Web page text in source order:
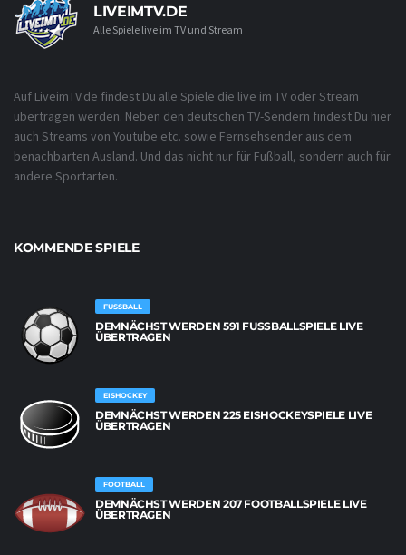
LIVEIMTV.DE
Alle Spiele live im TV und Stream
Auf LiveimTV.de findest Du alle Spiele die live im TV oder Stream
übertragen werden. Neben den deutschen TV-Sendern findest Du hier
auch Streams von Youtube etc. sowie Fernsehsender aus dem
benachbarten Ausland. Und das nicht nur für Fußball, sondern auch für
andere Sportarten.
KOMMENDE SPIELE
FUSSBALL
DEMNÄCHST WERDEN 591 FUSSBALLSPIELE LIVE Ü
BERTRAGEN
EISHOCKEY
DEMNÄCHST WERDEN 225 EISHOCKEYSPIELE LIVE
ÜBERTRAGEN
FOOTBALL
DEMNÄCHST WERDEN 207 FOOTBALLSPIELE LIVE
ÜBERTRAGEN